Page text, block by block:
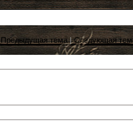
Предыдущая тема|Следующая